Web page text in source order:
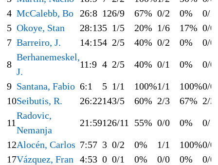
4 McCalebb, Bo 26:8 126/9 67% 0/2 0%
0/1
5 Okoye, Stan 28:135 1/5 20% 1/6 17% 0/0
7 Barreiro, J. 14:154 2/5 40% 0/2 0% 0/0
8
Berhanemeskel,
J.
11:9 4 2/5 40% 0/1 0% 0/0
9 Santana, Fabio 6:1 5 1/1 100%1/1 100%0/0
10Seibutis, R. 26:22143/5 60% 2/3 67% 2/3
11
Radovic,
Nemanja
21:59126/11 55% 0/0 0% 0/1
12Alocén, Carlos 7:57 3 0/2 0% 1/1 100%0/0
17Vázquez, Fran 4:53 0 0/1 0% 0/0 0%
0/0